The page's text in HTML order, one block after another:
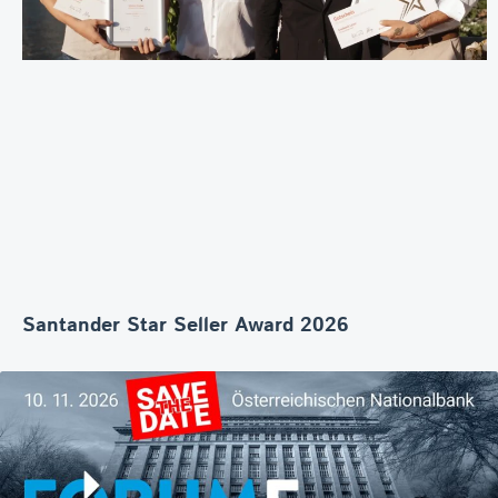
Santander Star Seller Award 2026